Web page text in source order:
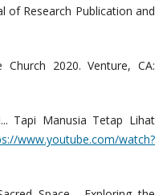
of Research Publication and
2020. Venture, CA:
Tapi Manusia Tetap Lihat
www.youtube.com/watch?